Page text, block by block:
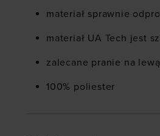
materiał sprawnie
materiał UA Tech jest
zalecane pranie na
100% poliester